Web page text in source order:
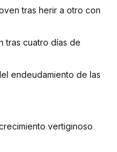
tras herir a otro con
tras cuatro días de
endeudamiento de las
vertiginoso